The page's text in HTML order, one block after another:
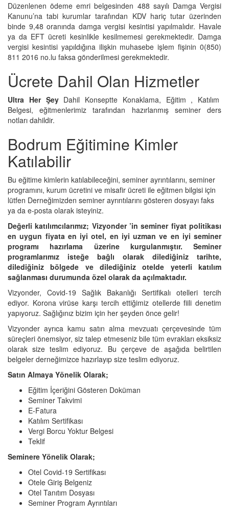
Düzenlenen ödeme emri belgesinden 488 sayılı Damga Vergisi
Kanunu’na tabi kurumlar tarafından KDV hariç tutar üzerinden
binde 9,48 oranında damga vergisi kesintisi yapılmalıdır. Havale
ya da EFT ücreti kesinlikle kesilmemesi gerekmektedir. Damga
vergisi kesintisi yapıldığına ilişkin muhasebe işlem fişinin 0(850)
811 2016 no.lu faksa gönderilmesi gerekmektedir.
Ücrete Dahil Olan Hizmetler
Ultra Her ŞeyDahil Konseptte Konaklama, Eğitim , Katılım
Belgesi, eğitmenlerimiz tarafından hazırlanmış seminer ders
notları dahildir.
Bodrum Eğitimine Kimler
Katılabilir
Bu eğitime kimlerin katılabileceğini, seminer ayrıntılarını, seminer
programını, kurum ücretini ve misafir ücreti ile eğitmen bilgisi için
lütfen Derneğimizden seminer ayrıntılarını gösteren dosyayı faks
ya da e-posta olarak isteyiniz.
Değerli katılımcılarımız; Vizyonder ’in seminer fiyat politikası
en uygun fiyata en iyi otel, en iyi uzman ve en iyi seminer
programı hazırlama üzerine kurgulanmıştır. Seminer
programlarımız isteğe bağlı olarak dilediğiniz tarihte,
dilediğiniz bölgede ve dilediğiniz otelde yeterli katılım
sağlanması durumunda özel olarak da açılmaktadır.
Vizyonder, Covid-19 Sağlık Bakanlığı Sertifikalı otelleri tercih
ediyor. Korona virüse karşı tercih ettiğimiz otellerde fiili denetim
yapıyoruz. Sağlığınız bizim için her şeyden önce gelir!
Vizyonder ayrıca kamu satın alma mevzuatı çerçevesinde tüm
süreçleri önemsiyor, siz talep etmeseniz bile tüm evrakları eksiksiz
olarak size teslim ediyoruz. Bu çerçeve de aşağıda belirtilen
belgeler derneğimizce hazırlayıp size teslim ediyoruz.
Satın Almaya Yönelik Olarak;
Eğitim İçeriğini Gösteren Doküman
Seminer Takvimi
E-Fatura
Katılım Sertifikası
Vergi Borcu Yoktur Belgesi
Teklif
Seminere Yönelik Olarak;
Otel Covid-19 Sertifikası
Otele Giriş Belgeniz
Otel Tanıtım Dosyası
Seminer Program Ayrıntıları